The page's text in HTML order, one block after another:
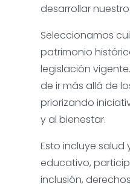
desarrollar
Seleccionamos
patrimonio
legislación
de ir más allá de
priorizando
y al bienestar.
Esto incluye
educativo,
inclusión,